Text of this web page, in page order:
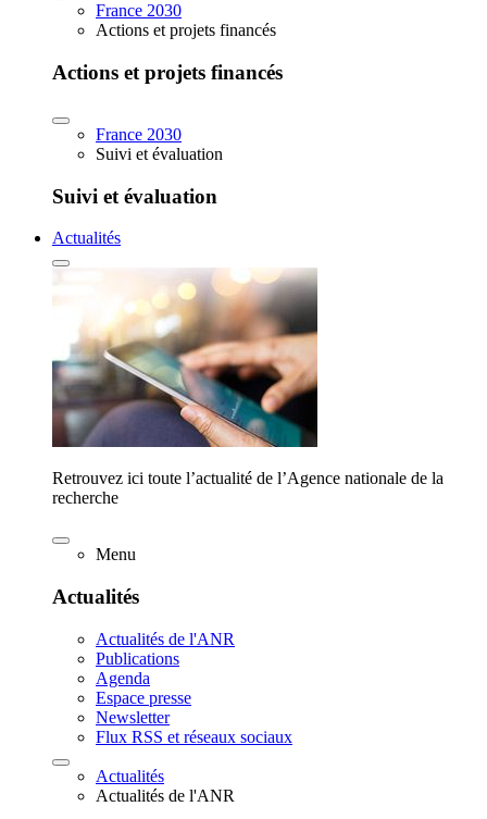
France 2030
Actions et projets financés
Actions et projets financés
France 2030
Suivi et évaluation
Suivi et évaluation
Actualités
Retrouvez ici toute l’actualité de l’Agence nationale de la
recherche
Menu
Actualités
Actualités de l'ANR
Publications
Agenda
Espace presse
Newsletter
Flux RSS et réseaux sociaux
Actualités
Actualités de l'ANR